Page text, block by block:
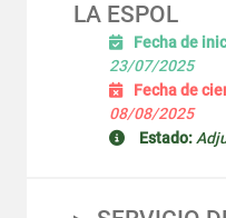
LA ESPOL
Fecha de
23/07/2025
Fecha de
08/08/2025
Estado: